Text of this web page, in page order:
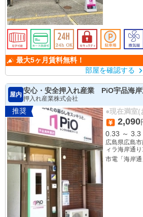
最大5ヶ月賃料無料！
部屋を確認する
屋内
安心・安全押入れ産業 PiO宇品海岸
押入れ産業株式会社
推奨 ●現在満室(
2,090
0.33 ～ 3.3
広島県広島
ィラ海岸通り
市電「海岸